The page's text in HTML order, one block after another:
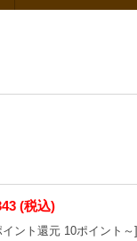
(税込)
イント還元 10ポイント～]